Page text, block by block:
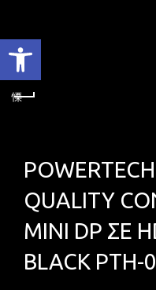
Ανοίξτε τη γραμμή εργαλείων
QUALITY
MINI DP ΣΕ
BLACK PTH-